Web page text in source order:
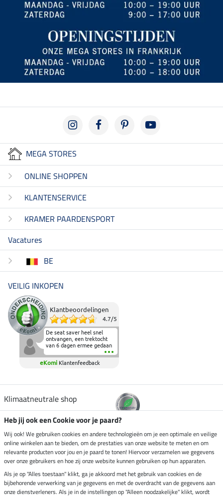
MEGA STORES
ONLINE SHOPPEN
KLANTENSERVICE
KRAMER PAARDENSPORT
Vacatures
BE
VEILIG INKOPEN
Klantbeoordelingen
4.7/5
De seat saver heel snel
ontvangen, een trektocht
van 6 dagen ermee gedaan
en deze heeft de beproeving
fantastisch doorstaan.
Heerlijk zacht om op te
elkaar in het zadel.
eKomi Klantenfeedback
Klimaatneutrale shop
Verzending per
Veilig betalen met
Heb jij ook een Cookie voor je paard?
Wij ook! We gebruiken cookies en andere technologieën om je een optimale en veilige
online winkelen aan te bieden, om de prestaties van onze website te meten en om
relevante producten voor jou en je paard te tonen! Hiervoor verzamelen we gegevens
over onze gebruikers en hoe zij onze website kunnen gebruiken op hun apparaten.
Als je op "Alles toestaan" klikt, ga je akkoord met het gebruik van cookies en de
bijbehorende verwerking van je gegevens en met de overdracht van de gegevens aan
onze dienstverleners. Als je in de instellingen op "Alleen noodzakelijke" klikt, wordt